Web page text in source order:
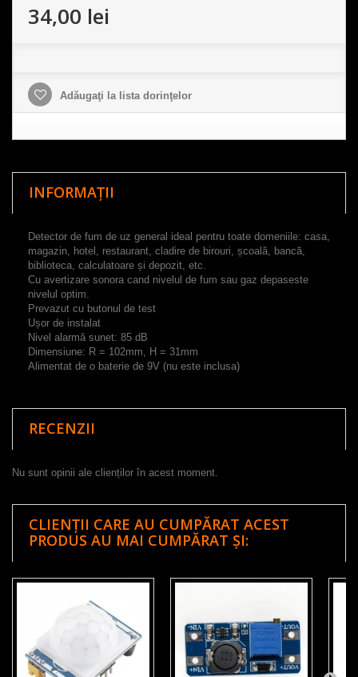
34,00 lei
Adăugaţi la lista dorinţelor
INFORMAȚII
Detector de fum de uz general ideal pentru toate domeniile: casa
magazin , hotel restaurant cladire de birouri școală bancă
biblioteca, calculatoare și depozit , etc.
Cu avertizare sonora cand nivelul de fum sau gaz depaseste
nivelul optim.
Prevazut cu butonul de test
Ușor de instalat
Nivel a larmă sunet: 85 dB
Dimensiune: R = 102mm H = 31mm
Alimentat de o baterie de 9V (nu este inclusa)
RECENZII
Nu sunt opinii ale clienților în acest moment.
CLIENȚII CARE AU CUMPĂRAT ACEST
PRODUS AU MAI CUMPĂRAT ȘI: